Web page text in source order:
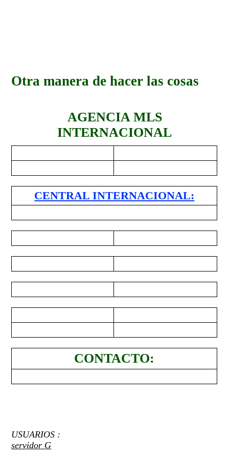
Otra manera de hacer las cosas
AGENCIA MLS
INTERNACIONAL
CENTRAL INTERNACIONAL:
CONTACTO:
USUARIOS :
servidor G